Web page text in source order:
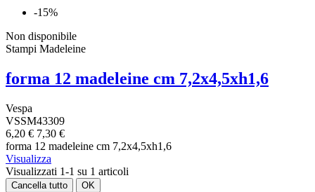
-15%
Non disponibile
Stampi Madeleine
forma 12 madeleine cm 7,2x4,5xh1,6
Vespa
VSSM43309
6,20 € 7,30 €
forma 12 madeleine cm 7,2x4,5xh1,6
Visualizza
Visualizzati 1-1 su 1 articoli
Cancella tutto OK